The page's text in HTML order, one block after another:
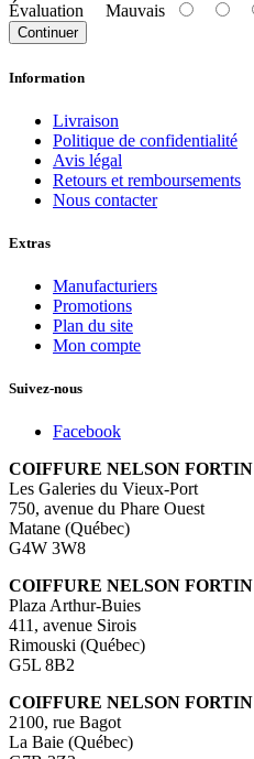
Évaluation Mauvais
Continuer
Information
Livraison
Politique de confidentialité
Avis légal
Retours et remboursements
Nous contacter
Extras
Manufacturiers
Promotions
Plan du site
Mon compte
Suivez-nous
Facebook
COIFFURE NELSON FORTIN
Les Galeries du Vieux-Port
750, avenue du Phare Ouest
Matane (Québec)
G4W 3W8
COIFFURE NELSON FORTIN
Plaza Arthur-Buies
411, avenue Sirois
Rimouski (Québec)
G5L 8B2
COIFFURE NELSON FORTIN
2100, rue Bagot
La Baie (Québec)